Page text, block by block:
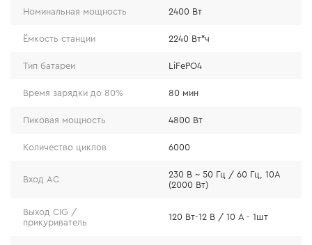
Особенности
Номинальная мощность 2400 Вт
Ёмкость станции 2240 Вт*ч
Тип батареи LiFePO4
Время зарядки до 80% 80 мин
Пиковая мощность 4800 Вт
Количество циклов 6000
Вход AC
230 В ~ 50 Гц / 60 Гц, 10А
(2000 Вт)
Выход CIG /
прикуриватель
120 Вт-12 В / 10 А - 1шт